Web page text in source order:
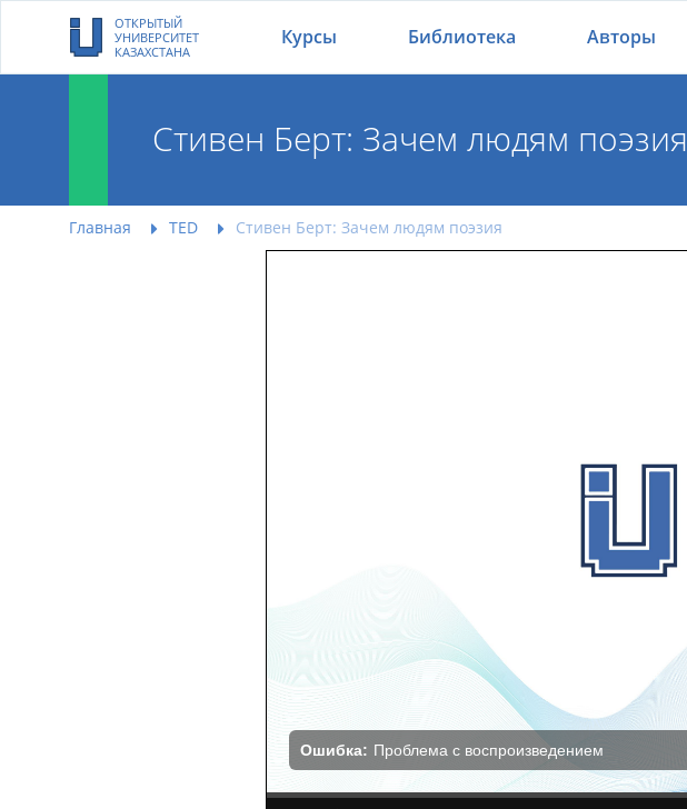
ОТКРЫТЫЙ
УНИВЕРСИТЕТ
КАЗАХСТАНА
Курсы Библиотека Авторы
Стивен Берт: Зачем людям поэзия
Главная TED Стивен Берт: Зачем людям поэзия
Стивен Берт: Зачем людям поэзия
Ошибка: Проблема с воспроизведением